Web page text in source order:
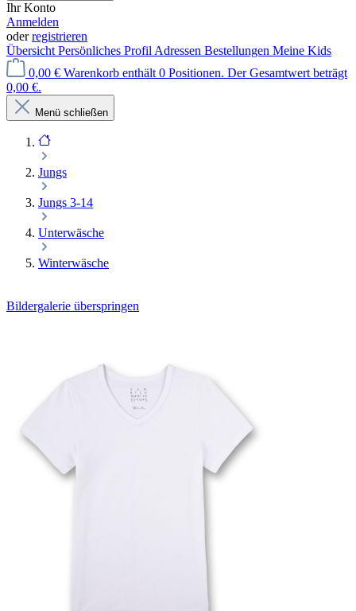
Ihr Konto
Anmelden
oderregistrieren
Übersicht Persönliches Profil Adressen Bestellungen Meine Kids
0,00 € Warenkorb enthält 0 Positionen. Der Gesamtwert beträgt
0,00 €.
Menü schließen
Jungs
Jungs 3-14
Unterwäsche
Winterwäsche
Bildergalerie überspringen